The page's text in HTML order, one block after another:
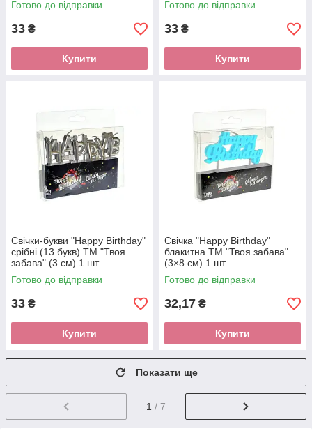
Готово до відправки
33 ₴
Купити
Готово до відправки
33 ₴
Купити
Свічки-букви "Happy Birthday"
срібні (13 букв) ТМ "Твоя
забава" (3 см) 1 шт
Готово до відправки
33 ₴
Купити
Свічка "Happy Birthday"
блакитна ТМ "Твоя забава"
(3×8 см) 1 шт
Готово до відправки
32,17 ₴
Купити
Показати ще
1 / 7